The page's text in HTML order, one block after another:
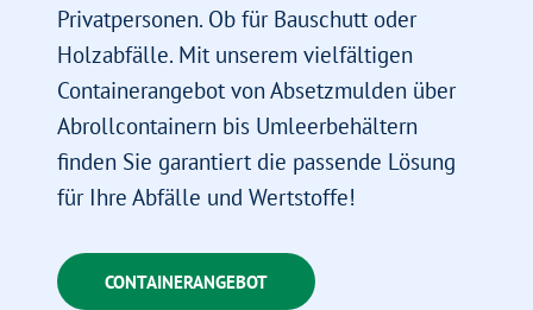
Privatpersonen. Ob für Bauschutt oder
Holzabfälle. Mit unserem vielfältigen
Containerangebot von Absetzmulden über
Abrollcontainern bis Umleerbehältern
finden Sie garantiert die passende Lösung
für Ihre Abfälle und Wertstoffe!
CONTAINERANGEBOT